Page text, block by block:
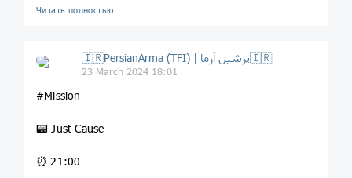
Читать полностью…
🇮🇷PersianArma (TFI) | پرشین آرما🇮🇷
23 March 2024 18:01
#Mission
📟 Just Cause
⏰ 21:00